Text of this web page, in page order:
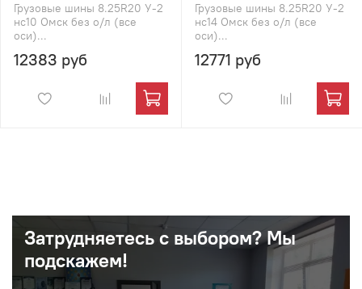
Грузовые шины 8.25R20 У-2
нс10 Омск без о/л (все
оси)...
12383 руб
Грузовые шины 8.25R20 У-2
нс14 Омск без о/л (все
оси)...
12771 руб
Затрудняетесь с выбором? Мы
подскажем!